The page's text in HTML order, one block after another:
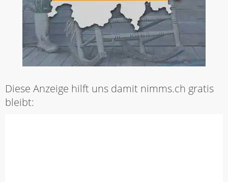
Diese Anzeige hilft uns damit nimms.ch gratis
bleibt: